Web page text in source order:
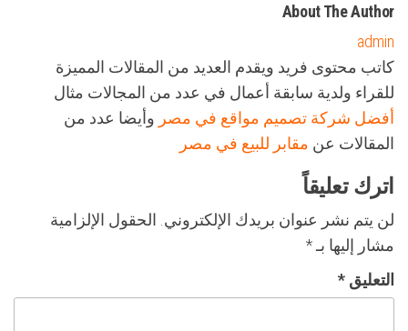
About The Author
admin
كاتب محتوى فريد ويقدم العديد من المقالات المميزة
للقراء ولدية سابقة أعمال في عدد من المجالات مثال
أفضل شركة تصميم مواقع في مصر وأيضا عدد من
المقالات عن مقابر للبيع في مصر
اترك تعليقاً
لن يتم نشر عنوان بريدك الإلكتروني. الحقول الإلزامية
مشار إليها بـ*
التعليق *